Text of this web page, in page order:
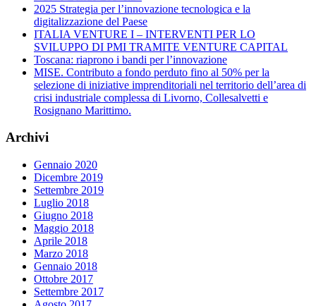
2025 Strategia per l’innovazione tecnologica e la
digitalizzazione del Paese
ITALIA VENTURE I – INTERVENTI PER LO
SVILUPPO DI PMI TRAMITE VENTURE CAPITAL
Toscana: riaprono i bandi per l’innovazione
MISE. Contributo a fondo perduto fino al 50% per la
selezione di iniziative imprenditoriali nel territorio dell’area di
crisi industriale complessa di Livorno, Collesalvetti e
Rosignano Marittimo.
Archivi
Gennaio 2020
Dicembre 2019
Settembre 2019
Luglio 2018
Giugno 2018
Maggio 2018
Aprile 2018
Marzo 2018
Gennaio 2018
Ottobre 2017
Settembre 2017